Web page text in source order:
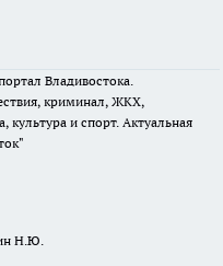
Владивостока.
криминал, ЖКХ,
культура и спорт. Актуальная
Н.Ю.